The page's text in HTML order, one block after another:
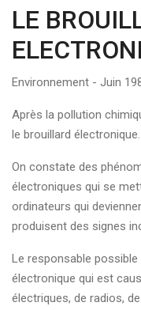
LE
Environnement - Juin
Après la pollution
le brouillard électronique.
On constate des
électroniques qui se
ordinateurs qui
produisent des signes
Le responsable
électronique qui est
électriques, de radios,